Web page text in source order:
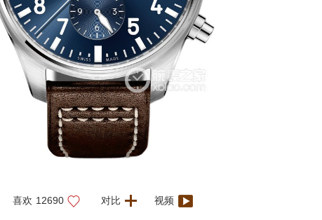
喜欢 12690 对比 视频